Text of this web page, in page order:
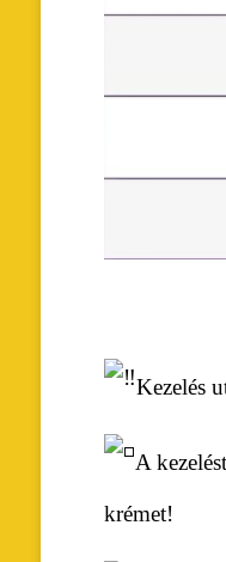
Kezelés
A
krémet!